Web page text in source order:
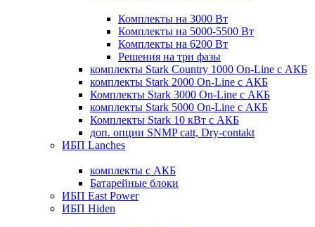
Комплекты на 3000 Вт
Комплекты на 5000-5500 Вт
Комплекты на 6200 Вт
Решения на три фазы
комплекты Stark Country 1000 On-Line с АКБ
комплекты Stark 2000 On-Line с АКБ
Комплекты Stark 3000 On-Line с АКБ
комплекты Stark 5000 On-Line с АКБ
Комплекты Stark 10 кВт с АКБ
доп. опции SNMP catt, Dry-contakt
ИБП Lanches
комплекты с АКБ
Батарейные блоки
ИБП East Power
ИБП Hiden